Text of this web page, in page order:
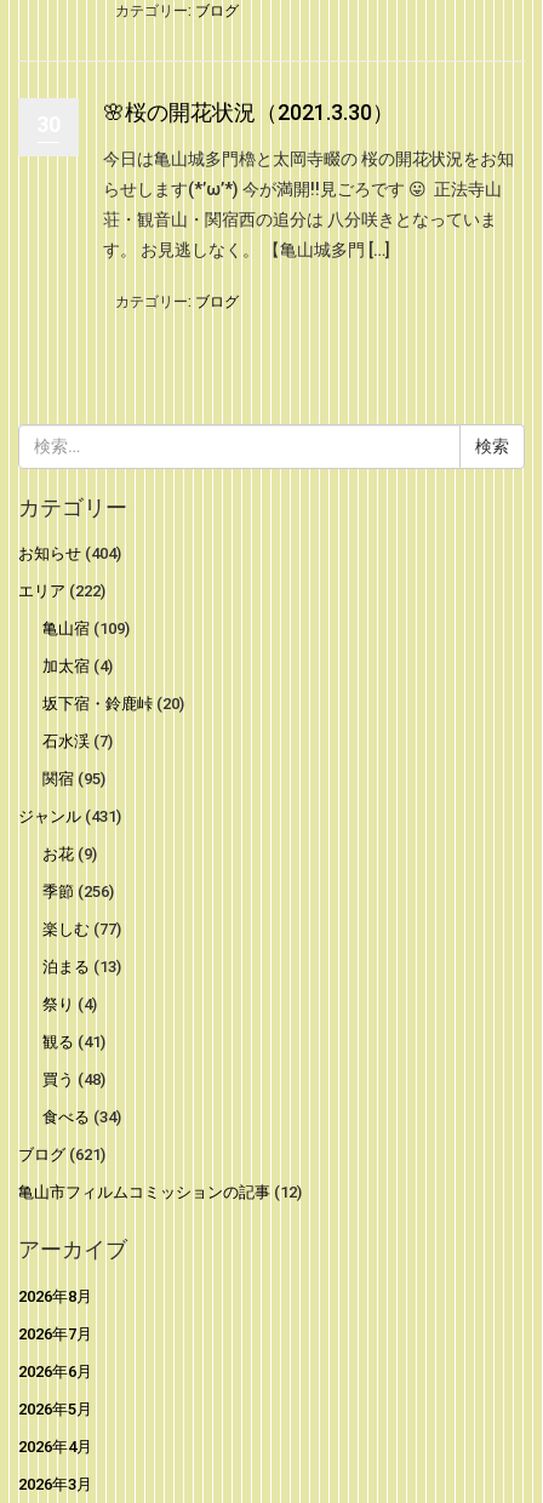
カテゴリー: ブログ
🌸桜の開花状況（2021.3.30）
今日は亀山城多門櫓と太岡寺畷の 桜の開花状況をお知
らせします(*’ω’*) 今が満開!!見ごろです 😛 正法寺山
荘・観音山・関宿西の追分は 八分咲きとなっていま
す。 お見逃しなく。 【亀山城多門 […]
カテゴリー: ブログ
索:
カテゴリー
お知らせ (404)
エリア (222)
亀山宿(109)
加太宿(4)
坂下宿・鈴鹿峠(20)
石水渓(7)
関宿(95)
ジャンル (431)
お花(9)
季節 (256)
楽しむ (77)
泊まる (13)
祭り (4)
観る (41)
買う (48)
食べる (34)
ブログ (621)
亀山市フィルムコミッションの記事 (12)
アーカイブ
2026年8月
2026年7月
2026年6月
2026年5月
2026年4月
2026年3月